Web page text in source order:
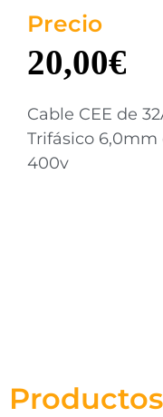
Precio
20,00€
Cable CEE de
Trifásico
400v